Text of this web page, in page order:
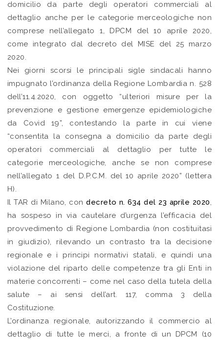
domicilio da parte degli operatori commerciali al
dettaglio anche per le categorie merceologiche non
comprese nell’allegato 1, DPCM del 10 aprile 2020,
come integrato dal decreto del MISE del 25 marzo
2020.
Nei giorni scorsi le principali sigle sindacali hanno
impugnato l’ordinanza della Regione Lombardia n. 528
dell’11.4.2020, con oggetto “ulteriori misure per la
prevenzione e gestione emergenze epidemiologiche
da Covid 19”, contestando la parte in cui viene
“consentita la consegna a domicilio da parte degli
operatori commerciali al dettaglio per tutte le
categorie merceologiche, anche se non comprese
nell’allegato 1 del D.P.C.M. del 10 aprile 2020” (lettera
H).
Il TAR di Milano, condecreto n. 634 del 23 aprile 2020,
ha sospeso in via cautelare d’urgenza l’efficacia del
provvedimento di Regione Lombardia (non costituitasi
in giudizio), rilevando un contrasto tra la decisione
regionale e i principi normativi statali, e quindi una
violazione del riparto delle competenze tra gli Enti in
materie concorrenti – come nel caso della tutela della
salute – ai sensi dell’art. 117, comma 3 della
Costituzione.
L’ordinanza regionale, autorizzando il commercio al
dettaglio di tutte le merci, a fronte di un DPCM (10